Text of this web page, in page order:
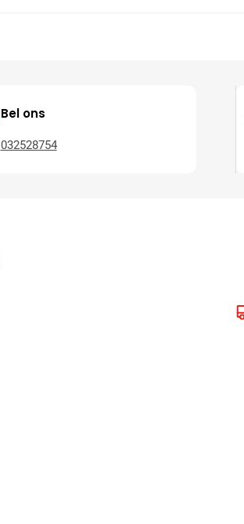
Bel ons
032528754